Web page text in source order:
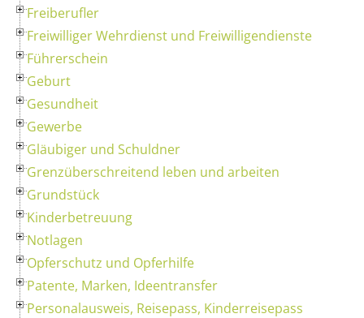
Freiberufler
Freiwilliger Wehrdienst und Freiwilligendienste
Führerschein
Geburt
Gesundheit
Gewerbe
Gläubiger und Schuldner
Grenzüberschreitend leben und arbeiten
Grundstück
Kinderbetreuung
Notlagen
Opferschutz und Opferhilfe
Patente, Marken, Ideentransfer
Personalausweis, Reisepass, Kinderreisepass